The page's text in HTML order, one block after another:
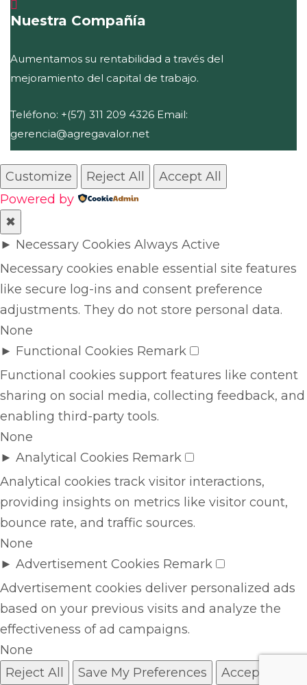
Nuestra Compañía
Aumentamos su rentabilidad a través del
mejoramiento del capital de trabajo.
Teléfono: +(57) 311 209 4326 Email:
gerencia@agregavalor.net
Customize Reject All
Accept All
Powered by
✖
► Necessary Cookies Always Active
Necessary cookies enable essential site features
like secure log-ins and consent preference
adjustments. They do not store personal data.
None
► Functional Cookies Remark
Functional cookies support features like content
sharing on social media, collecting feedback, and
enabling third-party tools.
None
► Analytical Cookies Remark
Analytical cookies track visitor interactions,
providing insights on metrics like visitor count,
bounce rate, and traffic sources.
None
► Advertisement Cookies Remark
Advertisement cookies deliver personalized ads
based on your previous visits and analyze the
effectiveness of ad campaigns.
None
Reject All
Save My Preferences Accept All